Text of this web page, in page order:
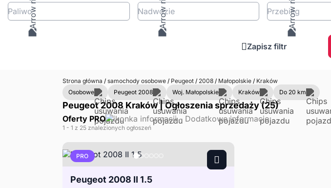
Paliwo Nadwozie Przebieg
Zapisz filtr
Strona główna /samochody osobowe /Peugeot /2008 /Małopolskie /Kraków
Osobowe
Peugeot 2008 Woj. Małopolskie Kraków Do 20 km
Peugeot 2008 Kraków | Ogłoszenia sprzedaży (25)
Oferty PRO
1 - 1 z 25 znalezionych ogłoszeń
PRO
Peugeot 2008 II 1.5